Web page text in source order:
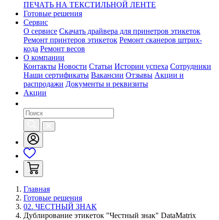
ПЕЧАТЬ НА ТЕКСТИЛЬНОЙ ЛЕНТЕ
Готовые решения
Сервис
О сервисе Скачать драйвера для принетров этикеток
Ремонт принтеров этикеток Ремонт сканеров штрих-
кода Ремонт весов
О компании
Контакты Новости Статьи Истории успеха Сотрудники
Наши сертификаты Вакансии Отзывы Акции и
распродажи Документы и реквизиты
Акции
Главная
Готовые решения
02. ЧЕСТНЫЙ ЗНАК
Дублирование этикеток "Честный знак" DataMatrix